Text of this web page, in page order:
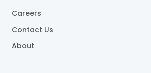
Careers
Contact Us
About